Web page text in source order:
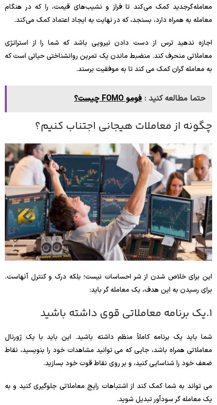
معامله‌گرجدید کمک می‌کند تا فراز و نشیب‌های قیمت، را که در هنگام
معامله به همراه دارد، بسنجد، که در نهایت به ایجاد اعتماد کمک می‌کند.
اجازه ندهید ترس از دست دادن نیرویی باشد که شما را از استراتژی
معاملاتی منحرف کند. منضبط ماندن یک تمرین روانشناختی حیاتی است که
به معامله گران کمک می کند تا به موفقیت برسند.
حتما مطالعه کنید : فومو FOMO چیست؟
چگونه از معاملات هیجانی اجتناب کنیم؟
این برای خلاص شدن از شر احساسات نیست؛ بلکه درک و کنترل آنهاست.
برای رسیدن به این هدف، یک معامله گر باید:
1.یک برنامه معاملاتی قوی داشته باشید
شما باید یک برنامه کاملاً منظم داشته باشید. این باید با یک ژورنال
معاملاتی همراه باشد، جایی که می توانید مشاهدات خود را بنویسید، نقاط
ضعف خود را شناسایی کنید، و بر روی نقاط قوت خود بسازید.
می تواند به شما کمک کند از اشتباهات رایج معاملاتی جلوگیری کنید و به
یک معامله گر سودآور تبدیل شوید.